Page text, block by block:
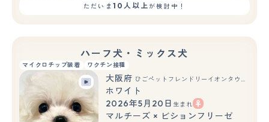
ただいま 10人以上が検討中！
ハーフ犬・ミックス犬
マイクロチップ装着 ワクチン接種
もっと見る
大阪府 ひごペットフレンドリーイオンタウン豊中庄内店
ホワイト
2026年5月20日 生まれ
マルチーズ × ビションフリーゼ